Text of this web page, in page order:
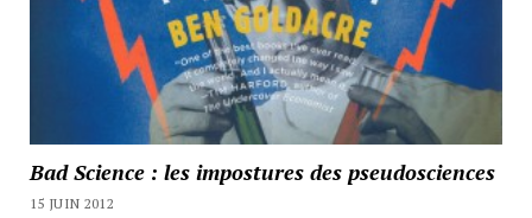
Bad Science : les impostures des pseudosciences
15 JUIN 2012